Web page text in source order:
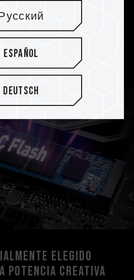
altamente confiable en
estable
la mejor unidad SSD
cuidar de su preciado
elegido
potencia creativa
Español
Deutsch